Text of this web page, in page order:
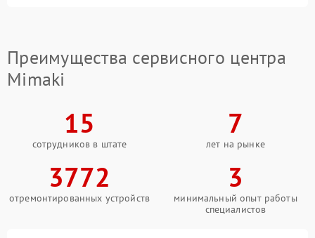
Преимущества сервисного центра
Mimaki
15
сотрудников в штате
7
лет на рынке
3772
отремонтированных устройств
3
минимальный опыт работы
специалистов